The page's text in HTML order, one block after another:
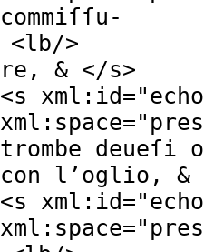
commiſſu-
<lb/>
re, & </s>
<s xml:id="
xml:space="
trombe
con l’oglio, &
<s xml:id="
xml:space="